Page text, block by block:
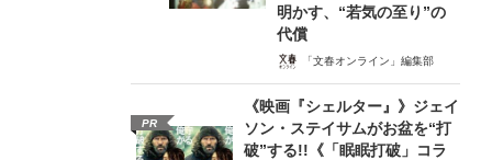
明かす、“若気の至り”の
代償
「文春オンライン」編集部
PR
《映画『シェルター』》ジェイ
ソン・ステイサムがお盆を“打
破”する!!《「眠眠打破」コラ